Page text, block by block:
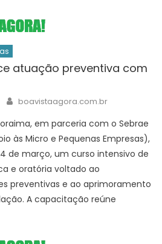
atuação preventiva com
Author
boavistaagora.com.br
em parceria com o Sebrae
às Micro e Pequenas Empresas),
de março, um curso intensivo de
e oratória voltado ao
preventivas e ao aprimoramento
A capacitação reúne